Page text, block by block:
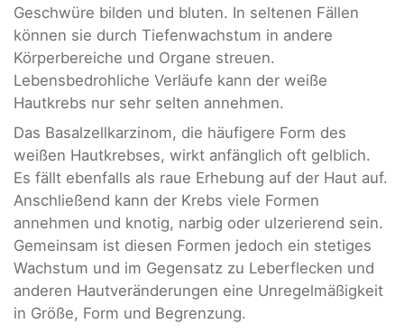
Geschwüre bilden und bluten. In seltenen Fällen
können sie durch Tiefenwachstum in andere
Körperbereiche und Organe streuen.
Lebensbedrohliche Verläufe kann der weiße
Hautkrebs nur sehr selten annehmen.
Das Basalzellkarzinom, die häufigere Form des
weißen Hautkrebses, wirkt anfänglich oft gelblich.
Es fällt ebenfalls als raue Erhebung auf der Haut auf.
Anschließend kann der Krebs viele Formen
annehmen und knotig, narbig oder ulzerierend sein.
Gemeinsam ist diesen Formen jedoch ein stetiges
Wachstum und im Gegensatz zu Leberflecken und
anderen Hautveränderungen eine Unregelmäßigkeit
in Größe, Form und Begrenzung.